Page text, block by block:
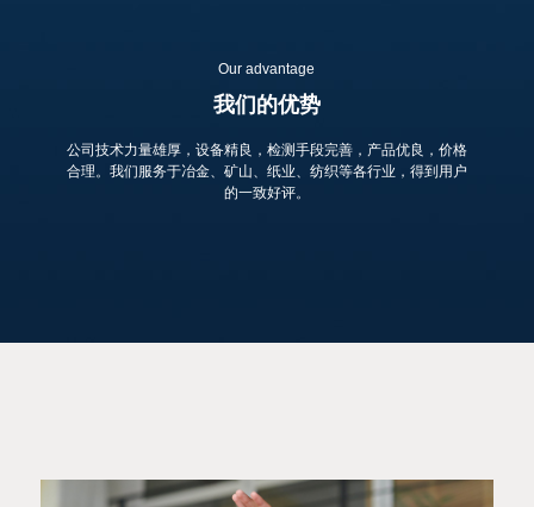
Our advantage
我们的优势
公司技术力量雄厚，设备精良，检测手段完善，产品优良，价格
合理。我们服务于冶金、矿山、纸业、纺织等各行业，得到用户
的一致好评。